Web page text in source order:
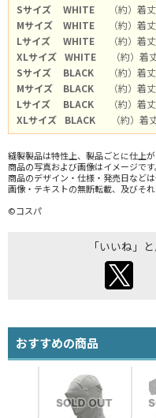
Sサイズ
WHITE
（約）着
Mサイズ
WHITE
（約）着
Lサイズ
WHITE
（約）着
XLサイズ WHITE
（約）
Sサイズ
BLACK
（約）着
Mサイズ
BLACK
（約）着
Lサイズ
BLACK
（約）着
XLサイズ
BLACK （約）
縫製製品は特性上、製品ごとに仕上
商品の写真および画像はイメージで
商品のデザイン・仕様・発売日など
画像・テキストの無断転載、及びそ
©コスパ
「いいね」
おすすめの商品